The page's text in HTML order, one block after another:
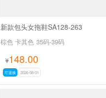
新款包头女拖鞋SA128-263
棕色 卡其色 35码-39码
¥148.00
可退换 2026-08-01